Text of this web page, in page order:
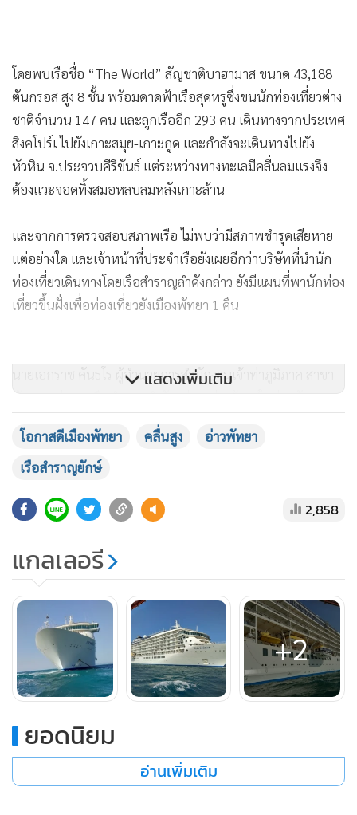
โดยพบเรือชื่อ “The World” สัญชาติบาฮามาส ขนาด 43,188
ตันกรอส สูง 8 ชั้น พร้อมดาดฟ้าเรือสุดหรูซึ่งขนนักท่องเที่ยวต่าง
ชาติจำนวน 147 คน และลูกเรืออีก 293 คน เดินทางจากประเทศ
สิงคโปร์เ ไปยังเกาะสมุย-เกาะกูด และกำลังจะเดินทางไปยัง
หัวหิน จ.ประจวบคีรีขันธ์ แต่ระหว่างทางทะเลมีคลื่นลมแรงจึง
ต้องแวะจอดทิ้งสมอหลบลมหลังเกาะล้าน
และจากการตรวจสอบสภาพเรือ ไม่พบว่ามีสภาพชำรุดเสียหาย
แต่อย่างใด และเจ้าหน้าที่ประจำเรือยังเผยอีกว่าบริษัทที่นำนัก
ท่องเที่ยวเดินทางโดยเรือสำราญลำดังกล่าว ยังมีแผนที่พานักท่อง
เที่ยวขึ้นฝั่งเพื่อท่องเที่ยวยังเมืองพัทยา 1 คืน
นายเอกราช คันธโร ผู้อำนวยการสำนักงานเจ้าท่าภูมิภาค สาขา
พัทยา กล่าวว่า เรือสำราญลำดังกล่าวแล่นเข้ามาในอ่าวพัทยา
ตั้งแต่ช่วงเช้าวานนี้ ซึ่งหลังเกิดข่าวลือ สำนักงานเจ้าท่าฯ และ
เมืองพัทยา ได้สนธิกำลังเจ้าหน้าที่เข้าตรวจสอบเรือ ซึ่งก็พบว่าได้
เข้ามาจอดหลบลมคลื่นลมที่มีความสูงประมาณ 1-2 เมตร และ
นักท่องเที่ยวท่องเมืองพัทยาแทน
“ จากการตรวจสอบตัวเรือไม่ได้รับความเสียหายตามข่าว เพราะ
จอดในร่องน้ำลึกแต่ก็มีโขดหินอยู่บ้าง ซึ่งขณะนี้เจ้าหน้าที่ประจำ
เรือได้ส่ง เอกสารเพื่อขออนุญาตจอดเรือตามขั้นตอนของ
กฎหมายในกรอบระยะเวลา 24 ชั่วโมงแล้ว" นายเอกราช กล่าว
ขณะที่ นายรณกิจ เอกะสิงห์ รองนายกเมืองพัทยา กล่าวว่าขณะ
นี้ได้มีตัวแทนเรือ “The World” ติดต่อมายังเมืองพัทยา เพื่อยื่น
แหลมบลาลีฮาย พัทยาใต้ เพื่อขนนักท่องเที่ยวขึ้นฝั่งแล้ว และนัก
ท่องเที่ยวทั้งหมดจะต้องผ่านขั้นตอนตรวจคนเข้าเมืองตามกฏ
หมาย
แสดงเพิ่มเติม
โอกาสดีเมืองพัทยา คลื่นสูง
อ่าวพัทยา
เรือสำราญยักษ์
2,858
แกลเลอรี
+2
ยอดนิยม
อ่านเพิ่มเติม